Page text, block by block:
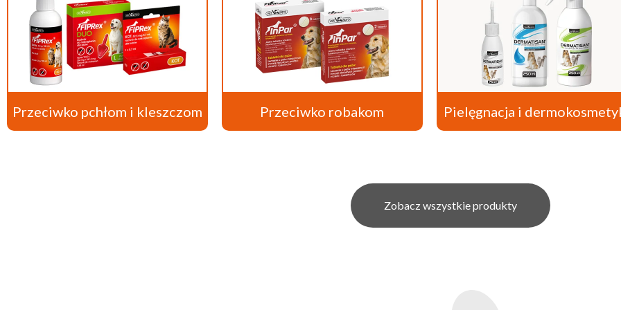
Przeciwko pchłom i kleszczom Przeciwko robakom Pielęgnacja i
Zobacz wszystkie produkty